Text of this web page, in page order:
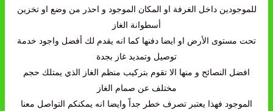
للموجودين داخل الغرفة او المكان الموجود و احذر من وضع او تخزين
أسطوانة الغاز
تحت مستوى الأرض او ايضا دفنها كما انه يقدم لك أفضل واجود خدمة
توصيل وتمديد غاز بجدة
افضل النصائح و منها الا تقوم بتركيب منظم الغاز الذي يمتلك حجم
مختلف عن صمام الغاز
الموجود فهذا يعتبر تصرف خطر جداً وايضا انه يمكنكم التواصل معنا